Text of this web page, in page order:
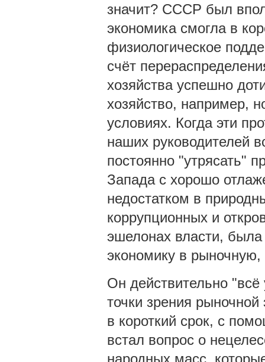
значит? СССР был
экономика смогла в
физиологическое
счёт
хозяйства успешно
хозяйство, например,
условиях. Когда эти
наших руководителей
постоянно "утрясать"
Запада с хорошо
недостатком в
коррупционных и
эшелонах власти,
экономику в
Он действительно
точки зрения
в короткий срок, с
встал вопрос о
народных масс,